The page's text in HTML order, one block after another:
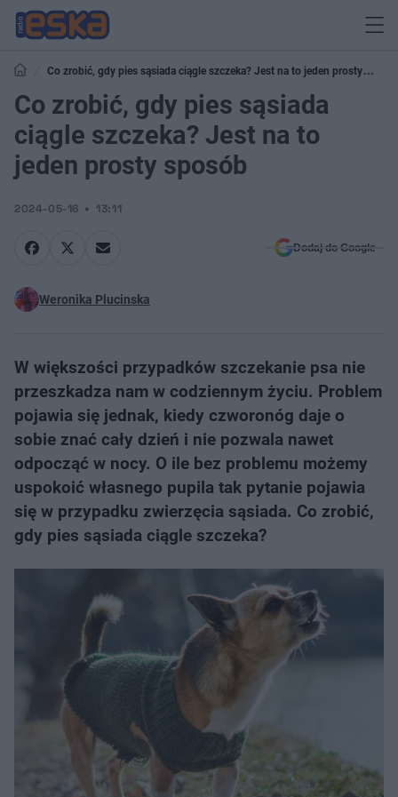
Co zrobić, gdy pies sąsiada ciągle szczeka? Jest na to jeden prosty
sposób
Co zrobić, gdy pies sąsiada
ciągle szczeka? Jest na to
jeden prosty sposób
2024-05-16 13:11
Dodaj do Google
Weronika Plucinska
W większości przypadków szczekanie psa nie
przeszkadza nam w codziennym życiu. Problem
pojawia się jednak, kiedy czworonóg daje o
sobie znać cały dzień i nie pozwala nawet
odpocząć w nocy. O ile bez problemu możemy
uspokoić własnego pupila tak pytanie pojawia
się w przypadku zwierzęcia sąsiada. Co zrobić,
gdy pies sąsiada ciągle szczeka?